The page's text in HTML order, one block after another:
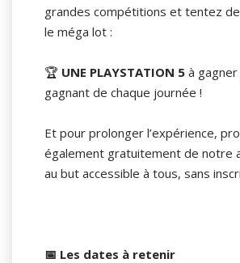
grandes compétitions et tentez
le méga lot :
🏆 UNE PLAYSTATION 5 à
gagnant de chaque journée !
Et pour prolonger l’expérience,
également gratuitement de notre
au but accessible à tous, sans
📅 Les dates à retenir